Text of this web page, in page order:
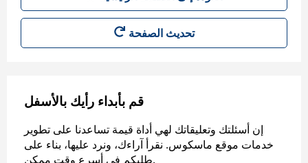
تحديث الصفحة
قم بأبداء رأيك بالأسفل
إن أسئلتك وتعليقاتك لهي أداة قيمة تساعدنا على تطوير
خدمات موقع ماسكوس. نقرأ آراءك، ونرد عليها، بناء على
طلبكم في أسرع وقت ممكن.